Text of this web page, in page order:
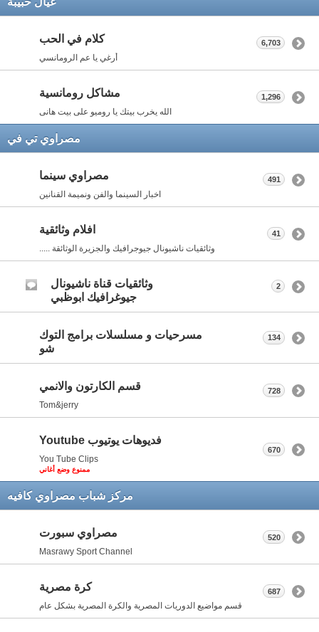
كلام في الحب
أرغي يا عم الرومانسي
6,703
مشاكل رومانسية
الله يخرب بيتك يا روميو على بيت هانى
1,296
مصراوي تي في
مصراوي سينما
اخبار السينما والفن ونميمة القنانين
491
افلام وثائقية
وثائقيات ناشيونال جيوجرافيك والجزيرة الوثائقة .....
41
وثائقيات قناة ناشيونال
جيوغرافيك ابوظبي
2
مسرحيات و مسلسلات برامج التوك
شو
134
قسم الكارتون والانمي
Tom&jerry
728
فديوهات يوتيوب Youtube
You Tube Clips
ممنوع وضع أغاني
670
مركز شباب مصراوي كافيه
مصراوي سبورت
Masrawy Sport Channel
520
كرة مصرية
قسم مواضيع الدوريات المصرية والكرة المصرية بشكل عام
687